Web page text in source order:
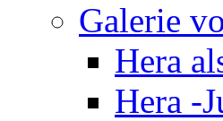
Galerie
Hera
Hera -